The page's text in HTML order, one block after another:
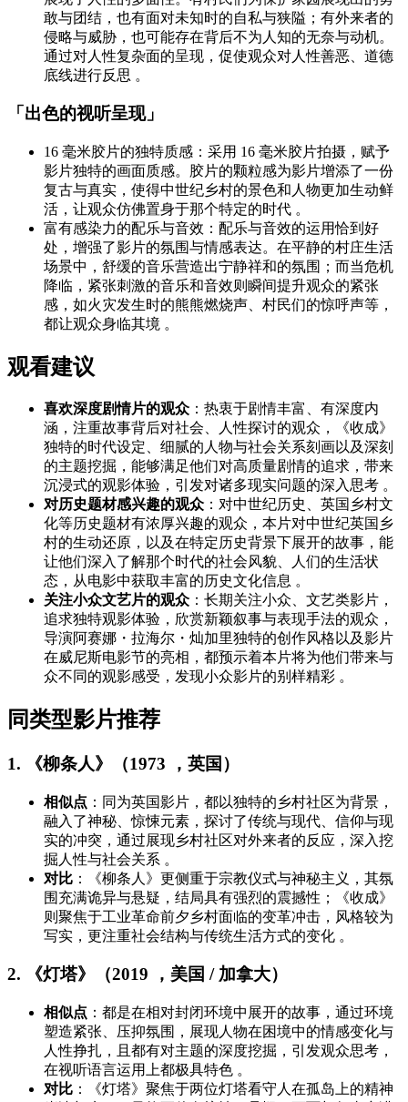
敢与团结，也有面对未知时的自私与狭隘；有外来者的
侵略与威胁，也可能存在背后不为人知的无奈与动机。
通过对人性复杂面的呈现，促使观众对人性善恶、道德
底线进行反思 。
「出色的视听呈现」
16 毫米胶片的独特质感：采用 16 毫米胶片拍摄，赋予
影片独特的画面质感。胶片的颗粒感为影片增添了一份
复古与真实，使得中世纪乡村的景色和人物更加生动鲜
活，让观众仿佛置身于那个特定的时代 。
富有感染力的配乐与音效：配乐与音效的运用恰到好
处，增强了影片的氛围与情感表达。在平静的村庄生活
场景中，舒缓的音乐营造出宁静祥和的氛围；而当危机
降临，紧张刺激的音乐和音效则瞬间提升观众的紧张
感，如火灾发生时的熊熊燃烧声、村民们的惊呼声等，
都让观众身临其境 。
观看建议
喜欢深度剧情片的观众 ：热衷于剧情丰富、有深度内
涵，注重故事背后对社会、人性探讨的观众，《收成》
独特的时代设定、细腻的人物与社会关系刻画以及深刻
的主题挖掘，能够满足他们对高质量剧情的追求，带来
沉浸式的观影体验，引发对诸多现实问题的深入思考 。
对历史题材感兴趣的观众 ：对中世纪历史、英国乡村文
化等历史题材有浓厚兴趣的观众，本片对中世纪英国乡
村的生动还原，以及在特定历史背景下展开的故事，能
让他们深入了解那个时代的社会风貌、人们的生活状
态，从电影中获取丰富的历史文化信息 。
关注小众文艺片的观众 ：长期关注小众、文艺类影片，
追求独特观影体验，欣赏新颖叙事与表现手法的观众，
导演阿赛娜・拉海尔・灿加里独特的创作风格以及影片
在威尼斯电影节的亮相，都预示着本片将为他们带来与
众不同的观影感受，发现小众影片的别样精彩 。
同类型影片推荐
1. 《柳条人》（1973 ，英国）
相似点 ：同为英国影片，都以独特的乡村社区为背景，
融入了神秘、惊悚元素，探讨了传统与现代、信仰与现
实的冲突，通过展现乡村社区对外来者的反应，深入挖
掘人性与社会关系 。
对比 ：《柳条人》更侧重于宗教仪式与神秘主义，其氛
围充满诡异与悬疑，结局具有强烈的震撼性；《收成》
则聚焦于工业革命前夕乡村面临的变革冲击，风格较为
写实，更注重社会结构与传统生活方式的变化 。
2. 《灯塔》（2019 ，美国 / 加拿大）
相似点 ：都是在相对封闭环境中展开的故事，通过环境
塑造紧张、压抑氛围，展现人物在困境中的情感变化与
人性挣扎，且都有对主题的深度挖掘，引发观众思考，
在视听语言运用上都极具特色 。
对比 ：《灯塔》聚焦于两位灯塔看守人在孤岛上的精神